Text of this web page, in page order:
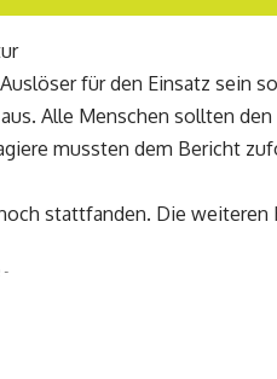
für den Einsatz sein
Alle Menschen sollten den
mussten dem Bericht
stattfanden. Die weiteren
-